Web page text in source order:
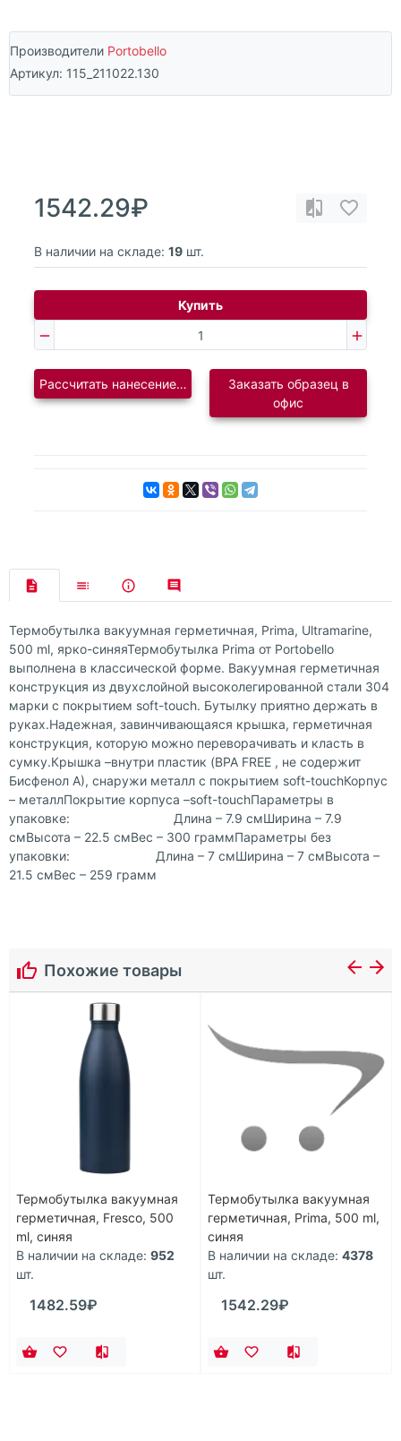
Производители Portobello
Артикул: 115_211022.130
1542.29₽
В наличии на складе: 19 шт.
Купить
Рассчитать нанесение логотипаЗаказать образец в
офис
Термобутылка вакуумная герметичная, Prima, Ultramarine,
500 ml, ярко-синяяТермобутылка Prima от Portobello
выполнена в классической форме. Вакуумная герметичная
конструкция из двухслойной высоколегированной стали 304
марки c покрытием soft-touch. Бутылку приятно держать в
руках.Надежная, завинчивающаяся крышка, герметичная
конструкция, которую можно переворачивать и класть в
сумку.Крышка –внутри пластик (BPA FREE , не содержит
Бисфенол А), снаружи металл с покрытием soft-touchКорпус
– металлПокрытие корпуса –soft-touchПараметры в
упаковке: Длина – 7.9 смШирина – 7.9
смВысота – 22.5 смВес – 300 граммПараметры без
упаковки: Длина – 7 смШирина – 7 смВысота –
21.5 смВес – 259 грамм
Похожие товары
Термобутылка вакуумная
герметичная, Fresco, 500
ml, синяя
В наличии на складе: 952
шт.
1482.59₽
Термобутылка вакуумная
герметичная, Prima, 500 ml,
синяя
В наличии на складе: 4378
шт.
1542.29₽